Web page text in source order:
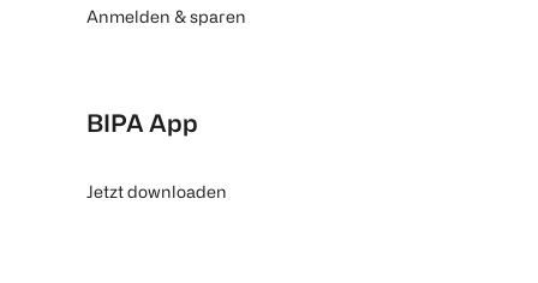
Anmelden & sparen
BIPA App
Jetzt downloaden